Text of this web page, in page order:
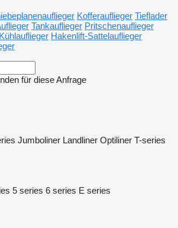
Kofferauflieger Tieflader
Tankauflieger Pritschenauflieger
Kühlauflieger Hakenlift-Sattelauflieger
für diese Anfrage
Jumboliner Landliner Optiliner T-series
5 series 6 series E series